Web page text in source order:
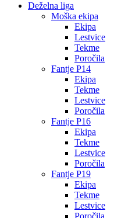
Deželna liga
Moška ekipa
Ekipa
Lestvice
Tekme
Poročila
Fantje P14
Ekipa
Tekme
Lestvice
Poročila
Fantje P16
Ekipa
Tekme
Lestvice
Poročila
Fantje P19
Ekipa
Tekme
Lestvice
Poročila